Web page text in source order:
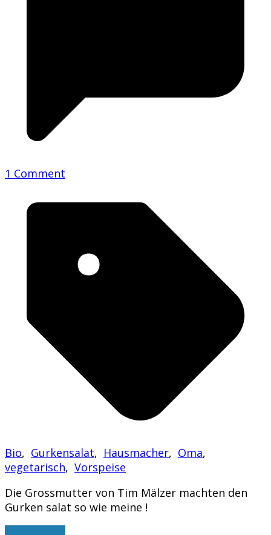
1 Comment
Bio, Gurkensalat, Hausmacher, Oma,
vegetarisch, Vorspeise
Die Grossmutter von Tim Mälzer machten den
Gurken salat so wie meine !